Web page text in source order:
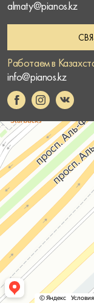
almaty@pianos.kz
Работаем в
info@pianos.kz